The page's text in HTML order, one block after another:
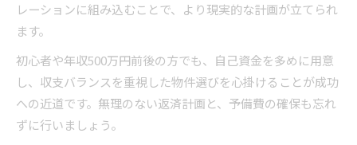
レーションに組み込むことで、より現実的な計画が立てられ
ます。
初心者や年収500万円前後の方でも、自己資金を多めに用意
し、収支バランスを重視した物件選びを心掛けることが成功
への近道です。無理のない返済計画と、予備費の確保も忘れ
ずに行いましょう。